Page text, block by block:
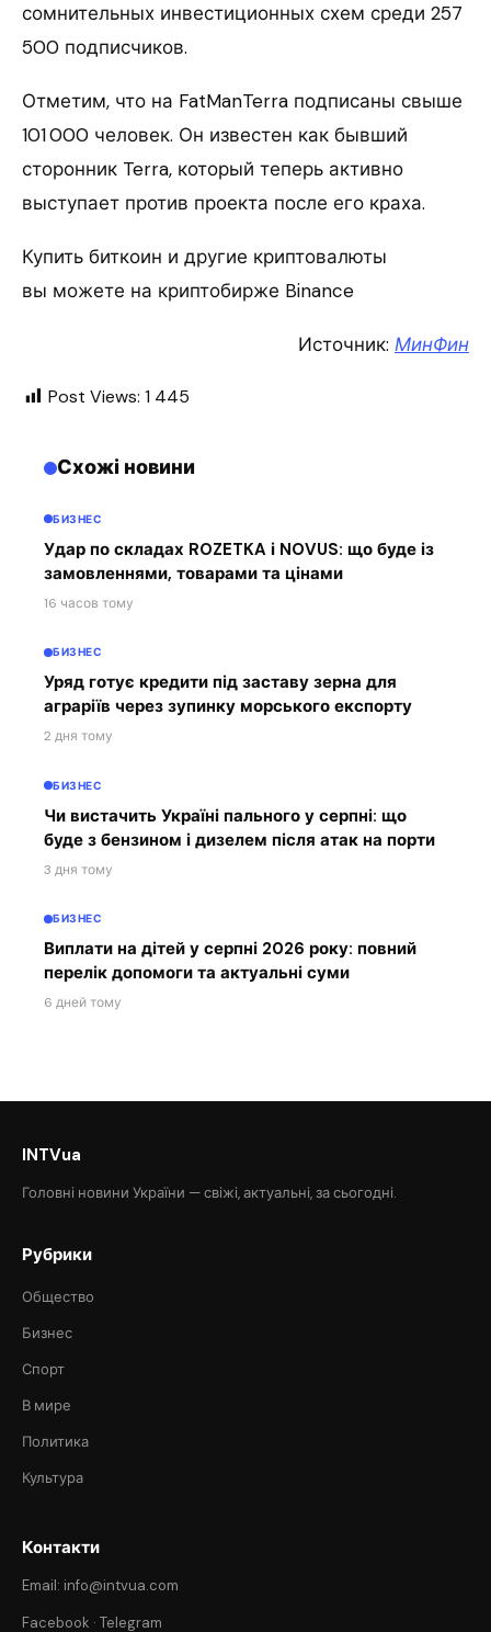
сомнительных инвестиционных схем среди 257
500 подписчиков.
Отметим, что на FatManTerra подписаны свыше
101 000 человек. Он известен как бывший
сторонник Terra, который теперь активно
выступает против проекта после его краха.
Купить биткоин и другие криптовалюты
вы можете на криптобирже Binance
Источник: МинФин
Post Views: 1 445
Схожі новини
БИЗНЕС
Удар по складах ROZETKA і NOVUS: що буде із
замовленнями, товарами та цінами
16 часов тому
БИЗНЕС
Уряд готує кредити під заставу зерна для
аграріїв через зупинку морського експорту
2 дня тому
БИЗНЕС
Чи вистачить Україні пального у серпні: що
буде з бензином і дизелем після атак на порти
3 дня тому
БИЗНЕС
Виплати на дітей у серпні 2026 року: повний
перелік допомоги та актуальні суми
6 дней тому
INTVua
Головні новини України — свіжі, актуальні, за сьогодні.
Рубрики
Общество
Бизнес
Спорт
В мире
Политика
Культура
Контакти
Email: info@intvua.com
Facebook · Telegram